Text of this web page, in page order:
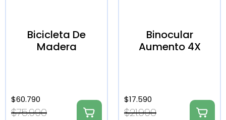
Bicicleta De
Madera
$75.990
$60.790
Binocular
Aumento 4X
$21.990
$17.590